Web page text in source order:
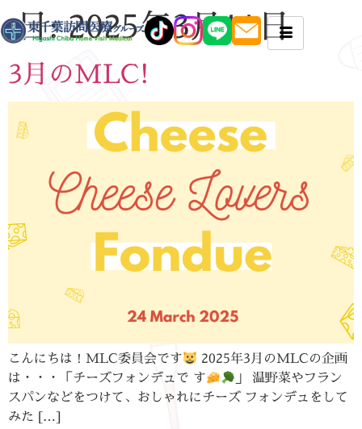
日:2025年3月11日
3月のMLC!
こんにちは！MLC委員会です
2025年3月のMLCの企画
は・・・「チーズフォンデュで す
」 温野菜やフラン
スパンなどをつけて、おしゃれにチーズ フォンデュをして
みた […]